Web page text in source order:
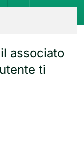
associato
ti